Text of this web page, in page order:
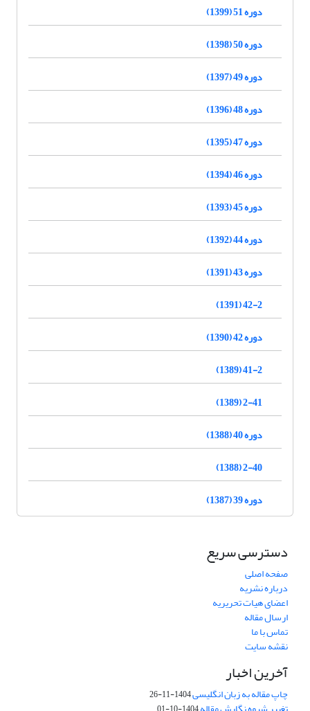
دوره 51 (1399)
دوره 50 (1398)
دوره 49 (1397)
دوره 48 (1396)
دوره 47 (1395)
دوره 46 (1394)
دوره 45 (1393)
دوره 44 (1392)
دوره 43 (1391)
42-2 (1391)
دوره 42 (1390)
41-2 (1389)
2-41 (1389)
دوره 40 (1388)
2-40 (1388)
دوره 39 (1387)
دسترسی سریع
صفحه اصلی
درباره نشریه
اعضای هیات تحریریه
ارسال مقاله
تماس با ما
نقشه سایت
آخرین اخبار
چاپ مقاله به زبان انگلیسی1404-11-26